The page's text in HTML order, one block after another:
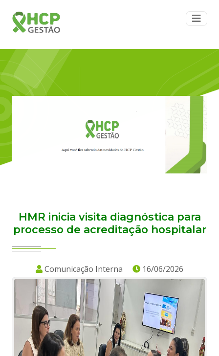
HMR inicia visita diagnóstica para
processo de acreditação hospitalar
Comunicação Interna 16/06/2026